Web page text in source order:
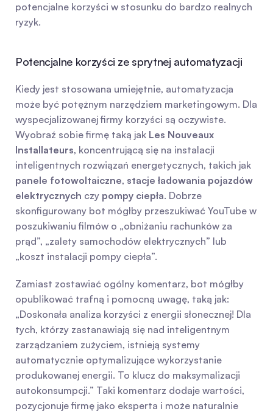
potencjalne korzyści w stosunku do bardzo realnych
ryzyk.
Potencjalne korzyści ze sprytnej automatyzacji
Kiedy jest stosowana umiejętnie, automatyzacja
może być potężnym narzędziem marketingowym. Dla
wyspecjalizowanej firmy korzyści są oczywiste.
Wyobraź sobie firmę taką jak Les Nouveaux
Installateurs, koncentrującą się na instalacji
panele fotowoltaiczne, stacje ładowania pojazdów
elektrycznych czy pompy ciepła. Dobrze
skonfigurowany bot mógłby przeszukiwać YouTube w
poszukiwaniu filmów o „obniżaniu rachunków za
prąd”, „zalety samochodów elektrycznych” lub
„koszt instalacji pompy ciepła”.
Zamiast zostawiać ogólny komentarz, bot mógłby
opublikować trafną i pomocną uwagę, taką jak:
„Doskonała analiza korzyści z energii słonecznej! Dla
tych, którzy zastanawiają się nad inteligentnym
zarządzaniem zużyciem, istnieją systemy
automatycznie optymalizujące wykorzystanie
produkowanej energii. To klucz do maksymalizacji
autokonsumpcji.” Taki komentarz dodaje wartości,
pozycjonuje firmę jako eksperta i może naturalnie